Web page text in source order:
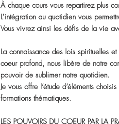
À chaque cours vous repartirez plus
L’intégration au quotidien vous
Vous vivrez ainsi les défis de la vie
La connaissance des lois spirituelles
coeur profond, nous libère de notre
pouvoir de sublimer notre quotidien.
Je vous offre l’étude d’éléments
formations thématiques.
LES POUVOIRS DU COEUR PAR LA